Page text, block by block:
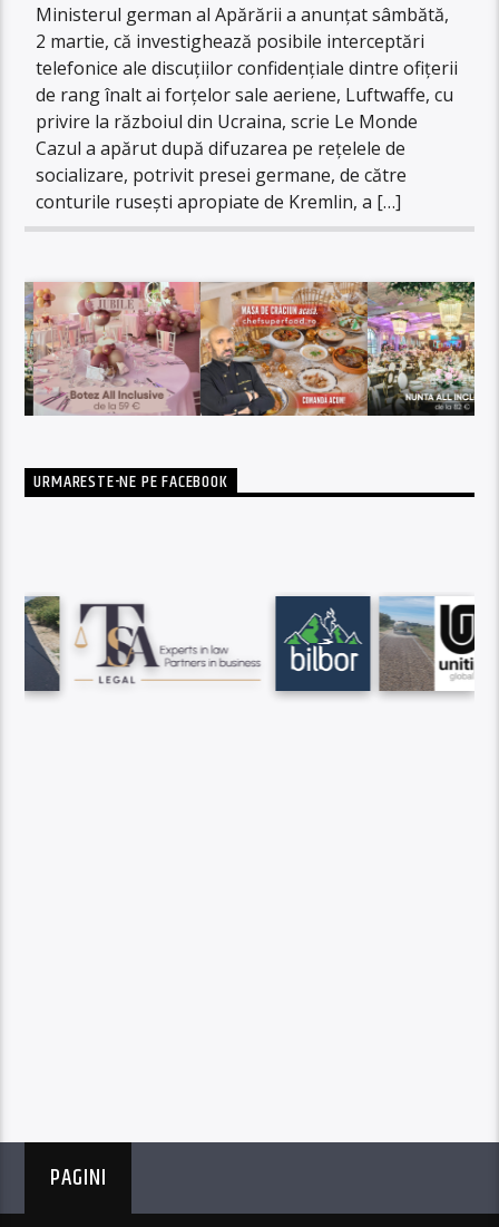
Ministerul german al Apărării a anunțat sâmbătă,
2 martie, că investighează posibile interceptări
telefonice ale discuțiilor confidențiale dintre ofițerii
de rang înalt ai forțelor sale aeriene, Luftwaffe, cu
privire la războiul din Ucraina, scrie Le Monde
Cazul a apărut după difuzarea pe rețelele de
socializare, potrivit presei germane, de către
conturile rusești apropiate de Kremlin, a […]
URMARESTE-NE PE FACEBOOK
PAGINI